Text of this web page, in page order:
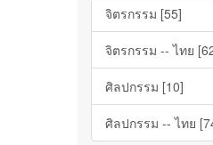
จิตรกรรม [55]
จิตรกรรม -- ไทย
ศิลปกรรม [10]
ศิลปกรรม -- ไทย